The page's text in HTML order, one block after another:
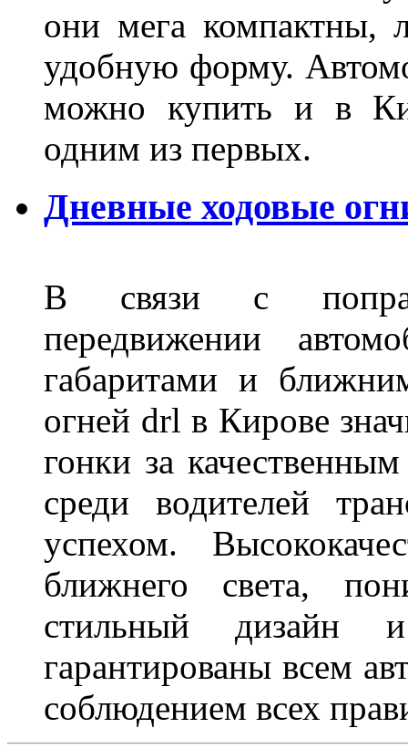
они мега компактны,
удобную форму.
можно купить и в
одним из первых.
Дневные ходовые
В связи с
передвижении
габаритами и
огней drl в Кирове
гонки за
среди водителей
успехом.
ближнего света,
стильный дизайн
гарантированы всем
соблюдением всех